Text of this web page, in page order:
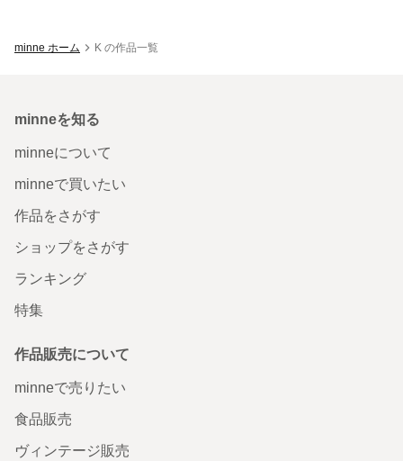
minne ホーム K の作品一覧
minneを知る
minneについて
minneで買いたい
作品をさがす
ショップをさがす
ランキング
特集
作品販売について
minneで売りたい
食品販売
ヴィンテージ販売